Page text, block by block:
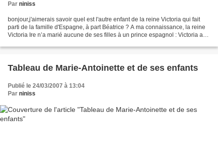
Par niniss
bonjour,j'aimerais savoir quel est l'autre enfant de la reine Victoria qui fait
parti de la famille d'Espagne, à part Béatrice ? A ma connaissance, la reine
Victoria Ire n’a marié aucune de ses filles à un prince espagnol : Victoria a
Tableau de Marie-Antoinette et de ses enfants
Publié le 24/03/2007 à 13:04
Par niniss